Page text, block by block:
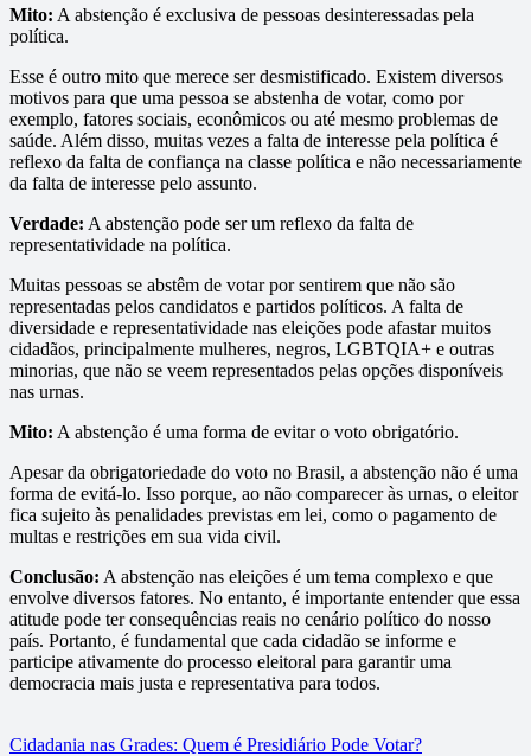
Mito: A abstenção é exclusiva de pessoas desinteressadas pela
política.
Esse é outro mito que merece ser desmistificado. Existem diversos
motivos para que uma pessoa se abstenha de votar, como por
exemplo, fatores sociais, econômicos ou até mesmo problemas de
saúde. Além disso, muitas vezes a falta de interesse pela política é
reflexo da falta de confiança na classe política e não necessariamente
da falta de interesse pelo assunto.
Verdade: A abstenção pode ser um reflexo da falta de
representatividade na política.
Muitas pessoas se abstêm de votar por sentirem que não são
representadas pelos candidatos e partidos políticos. A falta de
diversidade e representatividade nas eleições pode afastar muitos
cidadãos, principalmente mulheres, negros, LGBTQIA+ e outras
minorias, que não se veem representados pelas opções disponíveis
nas urnas.
Mito: A abstenção é uma forma de evitar o voto obrigatório.
Apesar da obrigatoriedade do voto no Brasil, a abstenção não é uma
forma de evitá-lo. Isso porque, ao não comparecer às urnas, o eleitor
fica sujeito às penalidades previstas em lei, como o pagamento de
multas e restrições em sua vida civil.
Conclusão: A abstenção nas eleições é um tema complexo e que
envolve diversos fatores. No entanto, é importante entender que essa
atitude pode ter consequências reais no cenário político do nosso
país. Portanto, é fundamental que cada cidadão se informe e
participe ativamente do processo eleitoral para garantir uma
democracia mais justa e representativa para todos.
Cidadania nas Grades: Quem é Presidiário Pode Votar?